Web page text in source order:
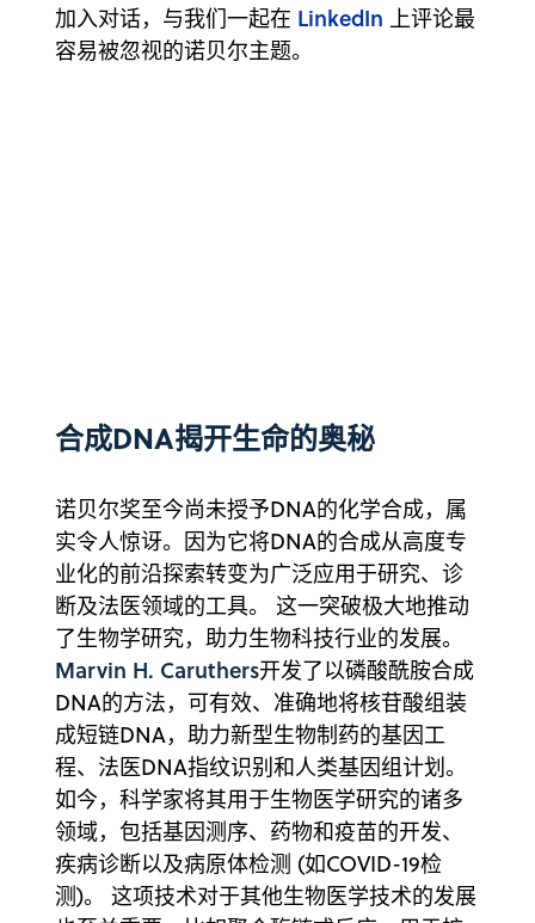
加入对话，与我们一起在 LinkedIn 上评论最
容易被忽视的诺贝尔主题。
合成DNA揭开生命的奥秘
诺贝尔奖至今尚未授予DNA的化学合成，属
实令人惊讶。因为它将DNA的合成从高度专
业化的前沿探索转变为广泛应用于研究、诊
断及法医领域的工具。 这一突破极大地推动
了生物学研究，助力生物科技行业的发展。
Marvin H. Caruthers开发了以磷酸酰胺合成
DNA的方法，可有效、准确地将核苷酸组装
成短链DNA，助力新型生物制药的基因工
程、法医DNA指纹识别和人类基因组计划。
如今，科学家将其用于生物医学研究的诸多
领域，包括基因测序、药物和疫苗的开发、
疾病诊断以及病原体检测 (如COVID-19检
测)。 这项技术对于其他生物医学技术的发展